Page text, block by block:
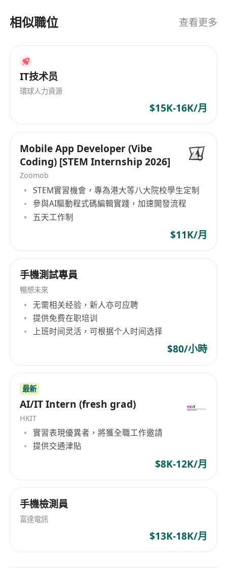
任职资格：
2. 对以下方向中的至少其中一个有研究或项目经
验：语音处理、语音识别、说话人识别、语音合
成。
3. 需要熟悉目前主流音频处理、ASR或TTS算法，并
力，可以根据论文实现新算法。
5. 有高质量论文发表者优先 (如Interspeech，
ICASSP，IEEE trans on ASLP等)，有较强学术比赛
经验者，有在开源社区有较大影响力者优先。
6. 理论基础扎实，有创新精神和深入思考能力。
相似職位 查看更多
IT技术员
環球人力資源
$15K-16K/月
Mobile App Developer (Vibe
Coding) [STEM Internship 2026]
Zoomob
STEM實習機會，專為港大等八大院校學生定制
參與AI驅動程式碼編輯實踐，加速開發流程
五天工作制
$11K/月
手機測試專員
暢想未來
无需相关经验，新人亦可应聘
提供免费在职培训
上班时间灵活，可根据个人时间选择
$80/小時
最新
AI/IT Intern (fresh grad)
HKIT
實習表現優異者，將獲全職工作邀請
提供交通津貼
$8K-12K/月
手機檢測員
富達電訊
$13K-18K/月